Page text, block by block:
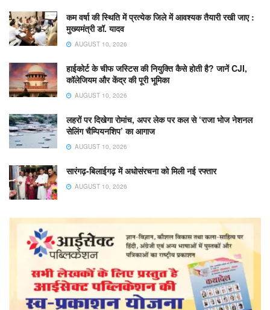
कम वर्षा की स्थिति में प्रत्येक जिले में आवश्यक तैयारी रखी जाए :
मुख्यमंत्री डॉ. यादव
AUGUST 10, 2026
हाईकोर्ट के चीफ जस्टिस की नियुक्ति कैसे होती है? जानें CJI,
कॉलेजियम और केंद्र की पूरी भूमिका
AUGUST 10, 2026
लहरों पर दिखेगा रोमांच, अपर लेक पर कल से ‘राजा भोज नेशनल
सेलिंग चैम्पियनशिप’ का आगाज
AUGUST 10, 2026
सारंगढ़-बिलाईगढ़ में अधोसंरचना को मिली नई रफ्तार
AUGUST 10, 2026